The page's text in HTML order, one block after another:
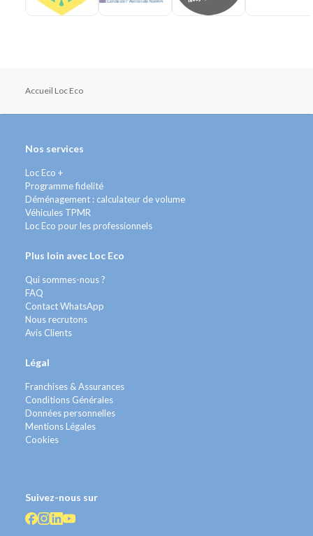
Accueil Loc Eco
Nos services
Loc Eco +
Programme fidelité
Déménagement : calculateur de volume
Véhicules TPMR
Loc Eco pour les professionnels
Plus loin avec Loc Eco
Qui sommes-nous ?
FAQ
Contact WhatsApp
Nous recrutons
Avis Clients
Légal
Franchises & Assurances
Conditions Générales
Données personnelles
Mentions Légales
Cookies
Suivez-nous sur